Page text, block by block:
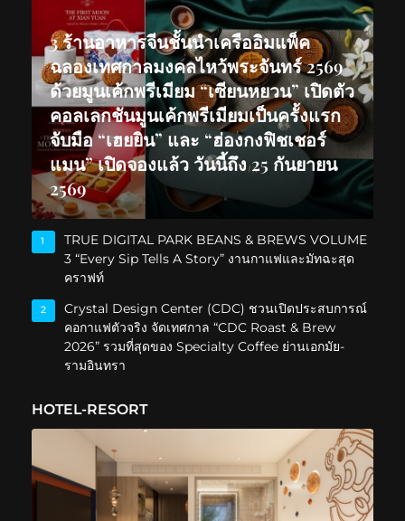
3 ร้านอาหารจีนชั้นนำเครืออิมแพ็ค
ฉลองเทศกาลมงคลไหว้พระจันทร์ 2569
ด้วยมูนเค้กพรีเมียม “เซียนหยวน” เปิดตัว
คอลเลกชันมูนเค้กพรีเมียมเป็นครั้งแรก
จับมือ “เฮยยิน” และ “ฮ่องกงฟิชเชอร์
แมน” เปิดจองแล้ว วันนี้ถึง 25 กันยายน
2569
1
TRUE DIGITAL PARK BEANS & BREWS VOLUME
3 “Every Sip Tells A Story” งานกาแฟและมัทฉะสุด
คราฟท์
2
Crystal Design Center (CDC) ชวนเปิดประสบการณ์
คอกาแฟตัวจริง จัดเทศกาล “CDC Roast & Brew
2026” รวมที่สุดของ Specialty Coffee ย่านเอกมัย-
รามอินทรา
HOTEL-RESORT